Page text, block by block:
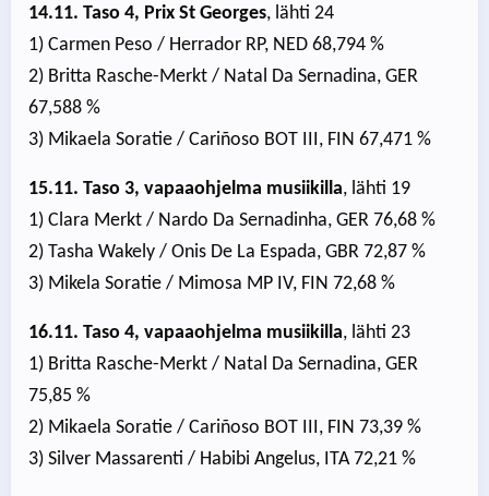
14.11. Taso 4, Prix St Georges, lähti 24
1) Carmen Peso / Herrador RP, NED 68,794 %
2) Britta Rasche-Merkt / Natal Da Sernadina, GER
67,588 %
3) Mikaela Soratie / Cariñoso BOT III, FIN 67,471 %
15.11. Taso 3, vapaaohjelma musiikilla, lähti 19
1) Clara Merkt / Nardo Da Sernadinha, GER 76,68 %
2) Tasha Wakely / Onis De La Espada, GBR 72,87 %
3) Mikela Soratie / Mimosa MP IV, FIN 72,68 %
16.11. Taso 4, vapaaohjelma musiikilla, lähti 23
1) Britta Rasche-Merkt / Natal Da Sernadina, GER
75,85 %
2) Mikaela Soratie / Cariñoso BOT III, FIN 73,39 %
3) Silver Massarenti / Habibi Angelus, ITA 72,21 %